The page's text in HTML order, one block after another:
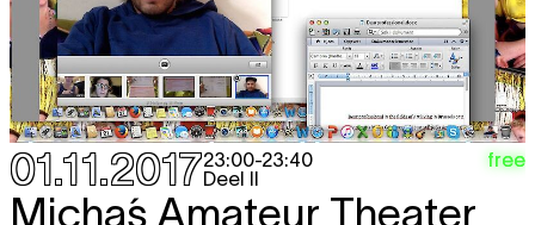
01.11.201723:00-23:40
Deel II
free
Micha´s Amateur Theater